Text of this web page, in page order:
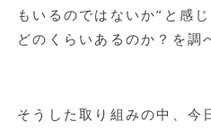
もいるのではないか”と感
どのくらいあるのか？を調
そうした取り組みの中、今